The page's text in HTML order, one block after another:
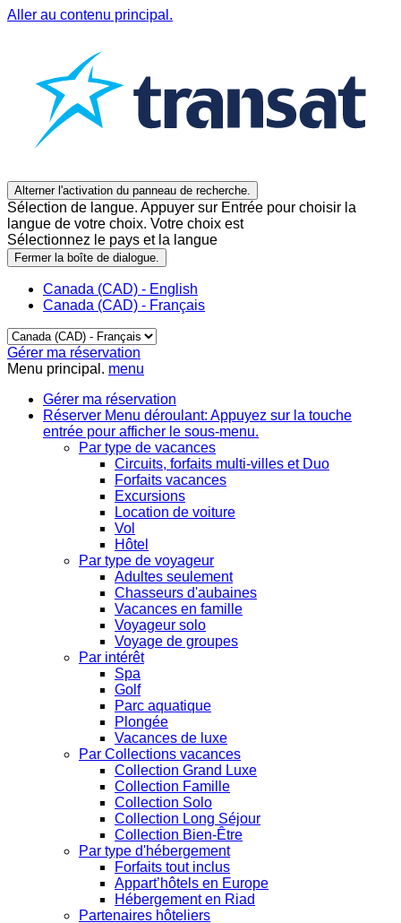
Aller au contenu principal.
Alterner l'activation du panneau de recherche.
Sélection de langue. Appuyer sur Entrée pour choisir la
langue de votre choix. Votre choix est
Sélectionnez le pays et la langue
Fermer la boîte de dialogue.
Canada (CAD) - English
Canada (CAD) - Français
Gérer ma réservation
Menu principal. menu
Gérer ma réservation
Réserver Menu déroulant: Appuyez sur la touche
entrée pour afficher le sous-menu.
Par type de vacances
Circuits, forfaits multi-villes et Duo
Forfaits vacances
Excursions
Location de voiture
Vol
Hôtel
Par type de voyageur
Adultes seulement
Chasseurs d'aubaines
Vacances en famille
Voyageur solo
Voyage de groupes
Par intérêt
Spa
Golf
Parc aquatique
Plongée
Vacances de luxe
Par Collections vacances
Collection Grand Luxe
Collection Famille
Collection Solo
Collection Long Séjour
Collection Bien-Être
Par type d'hébergement
Forfaits tout inclus
Appart’hôtels en Europe
Hébergement en Riad
Partenaires hôteliers